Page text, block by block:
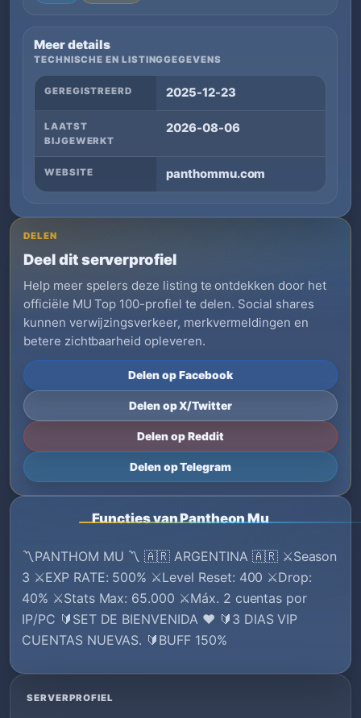
Meer details
TECHNISCHE EN LISTINGGEGEVENS
GEREGISTREERD 2025-12-23
LAATST
BIJGEWERKT
2026-08-06
WEBSITE panthommu.com
DELEN
Deel dit serverprofiel
Help meer spelers deze listing te ontdekken door het
officiële MU Top 100-profiel te delen. Social shares
kunnen verwijzingsverkeer, merkvermeldingen en
betere zichtbaarheid opleveren.
Delen op Facebook
Delen op X/Twitter
Delen op Reddit
Delen op Telegram
Functies van Pantheon Mu
〽️PANTHOM MU 〽️ 🇦🇷 ARGENTINA 🇦🇷 ⚔️Season
3 ⚔️EXP RATE: 500% ⚔️Level Reset: 400 ⚔️Drop:
40% ⚔️Stats Max: 65.000 ⚔️Máx. 2 cuentas por
IP/PC 🔰️SET DE BIENVENIDA ♥ 🔰3 DIAS VIP
CUENTAS NUEVAS. 🔰BUFF 150%
SERVERPROFIEL